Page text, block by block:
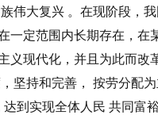
伟大复兴 。在现阶段，
定范围内长期存在，在
现代化，并且为此而改
坚持和完善 ， 按劳分配
到 实现全体人民 共同富